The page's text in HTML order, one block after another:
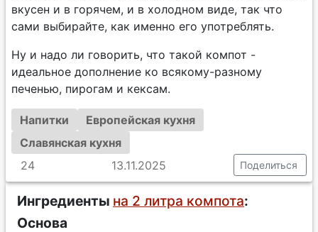
вкусен и в горячем, и в холодном виде, так что
сами выбирайте, как именно его употреблять.
Ну и надо ли говорить, что такой компот -
идеальное дополнение ко всякому-разному
печенью, пирогам и кексам.
Напитки
Европейская кухня
Славянская кухня
24
13.11.2025 Поделиться
Ингредиенты на 2 литра компота:
Основа